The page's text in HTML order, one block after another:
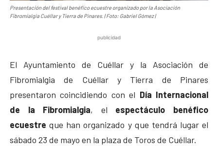
Presentación del festival benéfico ecuestre organizado por la Asociación
Fibromialgia Cuéllar y Tierra de Pinares. | Foto: Gabriel Gómez |
publicidad
El Ayuntamiento de Cuéllar y la Asociación de
Fibromialgia de Cuéllar y Tierra de Pinares
presentaron coincidiendo con el Día Internacional
de la Fibromialgia, el espectáculo benéfico
ecuestre que han organizado y que tendrá lugar el
sábado 23 de mayo en la plaza de Toros de Cuéllar.